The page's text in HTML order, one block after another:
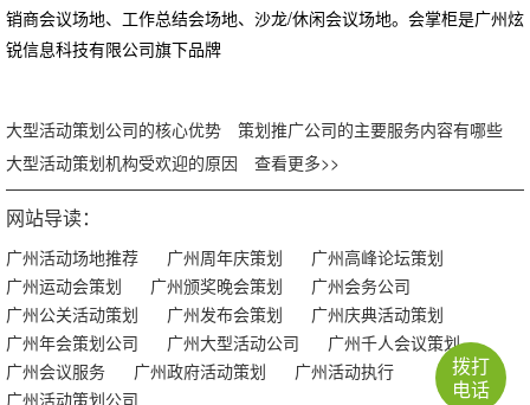
销商会议场地、工作总结会场地、沙龙/休闲会议场地。会掌柜是广州炫
锐信息科技有限公司旗下品牌
大型活动策划公司的核心优势
策划推广公司的主要服务内容有哪些
大型活动策划机构受欢迎的原因
查看更多>>
网站导读：
广州活动场地推荐 广州周年庆策划
广州高峰论坛策划
广州运动会策划
广州颁奖晚会策划
广州会务公司
广州公关活动策划
广州发布会策划
广州庆典活动策划
广州年会策划公司
广州大型活动公司
广州千人会议策划
广州会议服务
广州政府活动策划
广州活动执行
广州活动策划公司
拨打
电话